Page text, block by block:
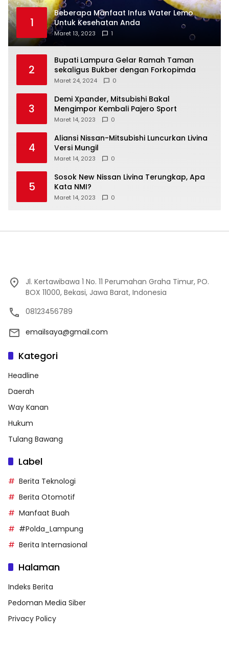
1
Beberapa Manfaat Infus Water Lemo
Untuk Kesehatan Anda
Maret 13, 2023 1
2
Bupati Lampura Gelar Ramah Taman
sekaligus Bukber dengan Forkopimda
Maret 24, 2024 0
3
Demi Xpander, Mitsubishi Bakal
Mengimpor Kembali Pajero Sport
Maret 14, 2023 0
4
Aliansi Nissan-Mitsubishi Luncurkan Livina
Versi Mungil
Maret 14, 2023 0
5
Sosok New Nissan Livina Terungkap, Apa
Kata NMI?
Maret 14, 2023 0
Jl. Kertawibawa 1 No. 11 Perumahan Graha Timur, PO.
BOX 11000, Bekasi, Jawa Barat, Indonesia
08123456789
emailsaya@gmail.com
Kategori
Headline
Daerah
Way Kanan
Hukum
Tulang Bawang
Label
Berita Teknologi
Berita Otomotif
Manfaat Buah
#Polda_Lampung
Berita Internasional
Halaman
Indeks Berita
Pedoman Media Siber
Privacy Policy